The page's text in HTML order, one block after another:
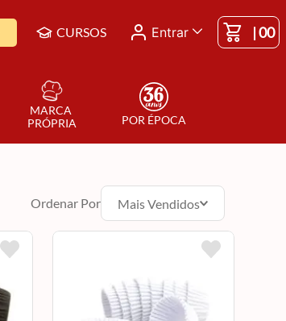
CURSOS Entrar |00
MARCA
PRÓPRIA
POR ÉPOCA
Ordenar Por Mais Vendidos